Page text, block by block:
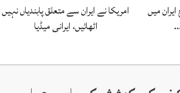
میں
امریکا نے ایران سے متعلق پابندیاں نہیں
اٹھائیں، ایرانی میڈیا